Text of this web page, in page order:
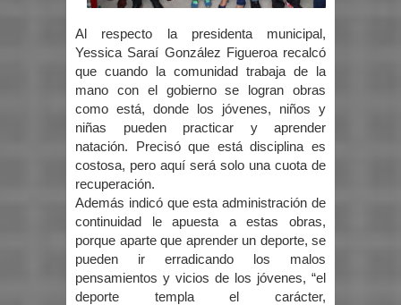
Al respecto la presidenta municipal,
Yessica Saraí González Figueroa recalcó
que cuando la comunidad trabaja de la
mano con el gobierno se logran obras
como está, donde los jóvenes, niños y
niñas pueden practicar y aprender
natación. Precisó que está disciplina es
costosa, pero aquí será solo una cuota de
recuperación.
Además indicó que esta administración de
continuidad le apuesta a estas obras,
porque aparte que aprender un deporte, se
pueden ir erradicando los malos
pensamientos y vicios de los jóvenes, “el
deporte templa el carácter,